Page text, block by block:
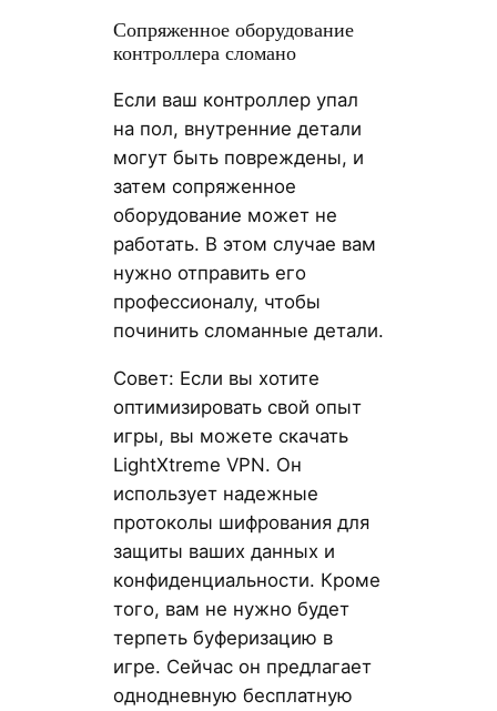
Сопряженное оборудование
контроллера сломано
Если ваш контроллер упал
на пол, внутренние детали
могут быть повреждены, и
затем сопряженное
оборудование может не
работать. В этом случае вам
нужно отправить его
профессионалу, чтобы
починить сломанные детали.
Совет: Если вы хотите
оптимизировать свой опыт
игры, вы можете скачать
LightXtreme VPN. Он
использует надежные
протоколы шифрования для
защиты ваших данных и
конфиденциальности. Кроме
того, вам не нужно будет
терпеть буферизацию в
игре. Сейчас он предлагает
однодневную бесплатную